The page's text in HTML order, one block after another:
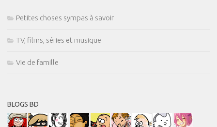
Petites choses sympas à savoir
TV, films, séries et musique
Vie de famille
BLOGS BD